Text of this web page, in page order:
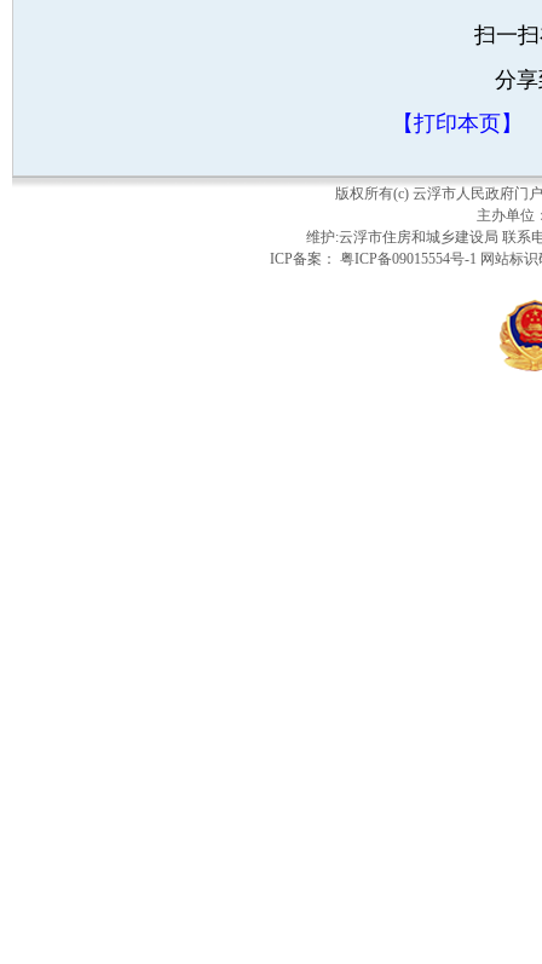
扫一
分
【打印本页】
版权所有(c) 云浮市人民政府
主办单
维护:云浮市住房和城乡建设局 联系
ICP备案： 粤ICP备09015554号-1 网站标